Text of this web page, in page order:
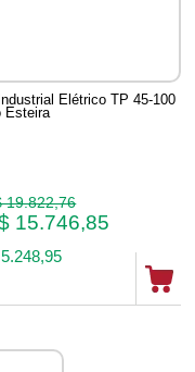
Elétrico TP 45-100
Esteira
19.822,76
15.746,85